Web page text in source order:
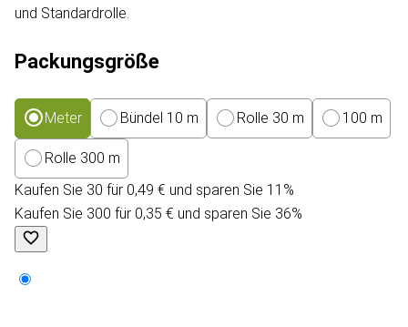
und Standardrolle.
Packungsgröße
Meter Bündel 10 m Rolle 30 m 100 m
Rolle 300 m
Kaufen Sie 30 für 0,49 € und sparen Sie 11%
Kaufen Sie 300 für 0,35 € und sparen Sie 36%